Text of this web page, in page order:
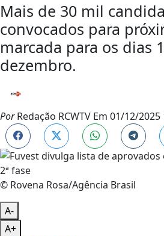
Mais de 30 mil
convocados para
marcada para os dias
dezembro.
PorRedação RCWTV Em 01/12/2025
© Rovena Rosa/Agência Brasil
A-
A+